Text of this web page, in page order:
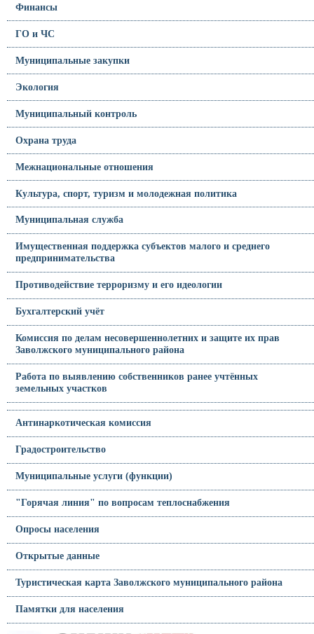
Финансы
ГО и ЧС
Муниципальные закупки
Экология
Муниципальный контроль
Охрана труда
Межнациональные отношения
Культура, спорт, туризм и молодежная политика
Муниципальная служба
Имущественная поддержка субъектов малого и среднего
предпринимательства
Противодействие терроризму и его идеологии
Бухгалтерский учёт
Комиссия по делам несовершеннолетних и защите их прав
Заволжского муниципального района
Работа по выявлению собственников ранее учтённых
земельных участков
Антинаркотическая комиссия
Градостроительство
Муниципальные услуги (функции)
"Горячая линия" по вопросам теплоснабжения
Опросы населения
Открытые данные
Туристическая карта Заволжского муниципального района
Памятки для населения